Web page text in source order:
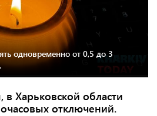
одновременно от 0,5 до 3
в Харьковской области
отключений.